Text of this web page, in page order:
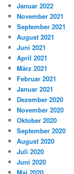
Januar 2022
November 2021
September 2021
August 2021
Juni 2021
April 2021
März 2021
Februar 2021
Januar 2021
Dezember 2020
November 2020
Oktober 2020
September 2020
August 2020
Juli 2020
Juni 2020
Mai 2020